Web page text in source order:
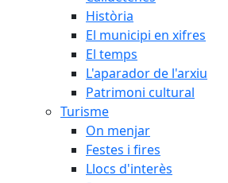
Història
El municipi en xifres
El temps
L'aparador de l'arxiu
Patrimoni cultural
Turisme
On menjar
Festes i fires
Llocs d'interès